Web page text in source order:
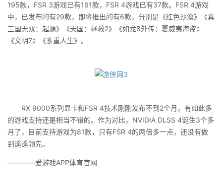
195款，FSR 3游戏已有161款，FSR 4游戏已有37款。FSR 4游戏
中，已发布的有29款，即将推出的有6款，分别是《红色沙漠》《真
三国无双：起源》《天国：拯救2》《如龙8外传：夏威夷海盗》
《文明7》《多重人生》。
RX 9000系列显卡和FSR 4技术刚刚发布不到2个月，有如此多
的游戏支持还是相当不错的。作为对比，NVIDIA DLSS 4诞生3个多
月了，目前支持游戏为81款，只有FSR 4的两倍多一点，还没有做
到遥遥领先。
————爱游戏APP体育官网